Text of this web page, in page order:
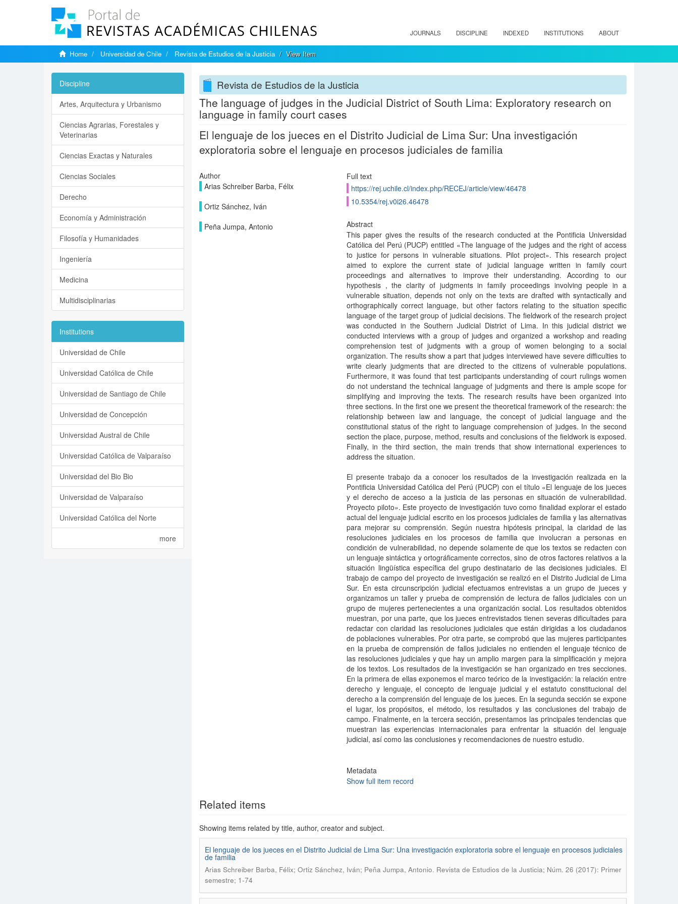
JOURNALS DISCIPLINE INDEXED INSTITUTIONS ABOUT
Home Universidad de Chile Revista de Estudios de la Justicia View Item
Revista de Estudios de la Justicia
The language of judges in the Judicial District of South Lima: Exploratory research on
language in family court cases
El lenguaje de los jueces en el Distrito Judicial de Lima Sur: Una investigación
exploratoria sobre el lenguaje en procesos judiciales de familia
Author
Arias Schreiber Barba, Félix
Ortiz Sánchez, Iván
Peña Jumpa, Antonio
Full text
https://rej.uchile.cl/index.php/RECEJ/article/view/46478
10.5354/rej.v0i26.46478
Abstract
This paper gives the results of the research conducted at the Pontificia Universidad
Católica del Perú (PUCP) entitled «The language of the judges and the right of access
to justice for persons in vulnerable situations. Pilot project». This research project
aimed to explore the current state of judicial language written in family court
proceedings and alternatives to improve their understanding. According to our
hypothesis , the clarity of judgments in family proceedings involving people in a
vulnerable situation, depends not only on the texts are drafted with syntactically and
orthographically correct language, but other factors relating to the situation specific
language of the target group of judicial decisions. The fieldwork of the research project
was conducted in the Southern Judicial District of Lima. In this judicial district we
conducted interviews with a group of judges and organized a workshop and reading
comprehension test of judgments with a group of women belonging to a social
organization. The results show a part that judges interviewed have severe difficulties to
write clearly judgments that are directed to the citizens of vulnerable populations.
Furthermore, it was found that test participants understanding of court rulings women
do not understand the technical language of judgments and there is ample scope for
simplifying and improving the texts. The research results have been organized into
three sections. In the first one we present the theoretical framework of the research: the
relationship between law and language, the concept of judicial language and the
constitutional status of the right to language comprehension of judges. In the second
section the place, purpose, method, results and conclusions of the fieldwork is exposed.
Finally, in the third section, the main trends that show international experiences to
address the situation.
El presente trabajo da a conocer los resultados de la investigación realizada en la
Pontificia Universidad Católica del Perú (PUCP) con el título «El lenguaje de los jueces
y el derecho de acceso a la justicia de las personas en situación de vulnerabilidad.
Proyecto piloto». Este proyecto de investigación tuvo como finalidad explorar el estado
actual del lenguaje judicial escrito en los procesos judiciales de familia y las alternativas
para mejorar su comprensión. Según nuestra hipótesis principal, la claridad de las
resoluciones judiciales en los procesos de familia que involucran a personas en
condición de vulnerabilidad, no depende solamente de que los textos se redacten con
un lenguaje sintáctica y ortográficamente correctos, sino de otros factores relativos a la
situación lingüística específica del grupo destinatario de las decisiones judiciales. El
trabajo de campo del proyecto de investigación se realizó en el Distrito Judicial de Lima
Sur. En esta circunscripción judicial efectuamos entrevistas a un grupo de jueces y
organizamos un taller y prueba de comprensión de lectura de fallos judiciales con un
grupo de mujeres pertenecientes a una organización social. Los resultados obtenidos
muestran, por una parte, que los jueces entrevistados tienen severas dificultades para
redactar con claridad las resoluciones judiciales que están dirigidas a los ciudadanos
de poblaciones vulnerables. Por otra parte, se comprobó que las mujeres participantes
en la prueba de comprensión de fallos judiciales no entienden el lenguaje técnico de
las resoluciones judiciales y que hay un amplio margen para la simplificación y mejora
de los textos. Los resultados de la investigación se han organizado en tres secciones.
En la primera de ellas exponemos el marco teórico de la investigación: la relación entre
derecho y lenguaje, el concepto de lenguaje judicial y el estatuto constitucional del
derecho a la comprensión del lenguaje de los jueces. En la segunda sección se expone
el lugar, los propósitos, el método, los resultados y las conclusiones del trabajo de
campo. Finalmente, en la tercera sección, presentamos las principales tendencias que
muestran las experiencias internacionales para enfrentar la situación del lenguaje
judicial, así como las conclusiones y recomendaciones de nuestro estudio.
Metadata
Show full item record
Related items
Showing items related by title, author, creator and subject.
El lenguaje de los jueces en el Distrito Judicial de Lima Sur: Una investigación exploratoria sobre el lenguaje en procesos judiciales
de familia
Arias Schreiber Barba, Félix; Ortiz Sánchez, Iván; Peña Jumpa, Antonio. Revista de Estudios de la Justicia; Núm. 26 (2017): Primer
semestre; 1-74
Discipline
Artes, Arquitectura y Urbanismo
Ciencias Agrarias, Forestales y
Veterinarias
Ciencias Exactas y Naturales
Ciencias Sociales
Derecho
Economía y Administración
Filosofía y Humanidades
Ingeniería
Medicina
Multidisciplinarias
Institutions
Universidad de Chile
Universidad Católica de Chile
Universidad de Santiago de Chile
Universidad de Concepción
Universidad Austral de Chile
Universidad Católica de Valparaíso
Universidad del Bio Bio
Universidad de Valparaíso
Universidad Católica del Norte
more